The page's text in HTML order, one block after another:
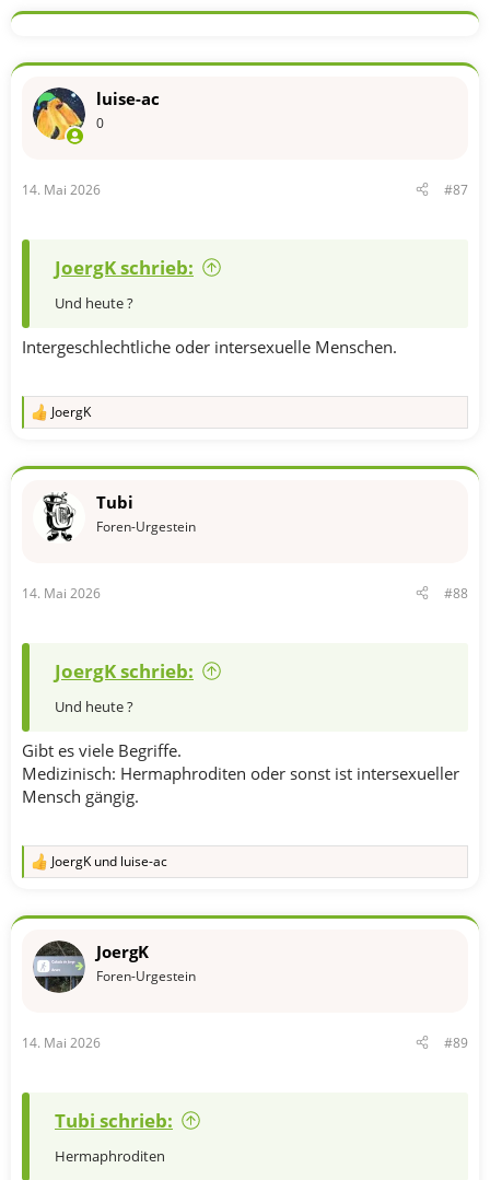
luise-ac
0
14. Mai 2026 #87
JoergK schrieb:
Und heute ?
Intergeschlechtliche oder intersexuelle Menschen.
R
k
:
JoergK
Tubi
Foren-Urgestein
14. Mai 2026 #88
JoergK schrieb:
Und heute ?
Gibt es viele Begriffe.
Medizinisch: Hermaphroditen oder sonst ist intersexueller
Mensch gängig.
R
k
o
:
JoergK und luise-ac
JoergK
Foren-Urgestein
14. Mai 2026 #89
Tubi schrieb:
Hermaphroditen